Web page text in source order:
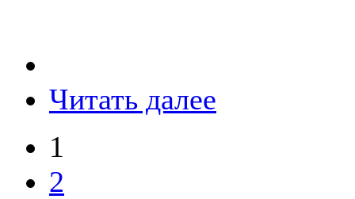
Читать далее
1
2